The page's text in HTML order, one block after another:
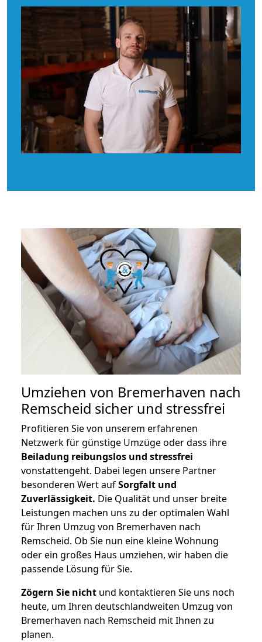
Umziehen von Bremerhaven nach
Remscheid sicher und stressfrei
Profitieren Sie von unserem erfahrenen
Netzwerk für günstige Umzüge oder dass ihre
Beiladung reibungslos und stressfrei
vonstattengeht. Dabei legen unsere Partner
besonderen Wert aufSorgfalt und
Zuverlässigkeit. Die Qualität und unser breite
Leistungen machen uns zu der optimalen Wahl
für Ihren Umzug von Bremerhaven nach
Remscheid. Ob Sie nun eine kleine Wohnung
oder ein großes Haus umziehen, wir haben die
passende Lösung für Sie.
Zögern Sie nicht und kontaktieren Sie uns noch
heute, um Ihren deutschlandweiten Umzug von
Bremerhaven nach Remscheid mit Ihnen zu
planen.